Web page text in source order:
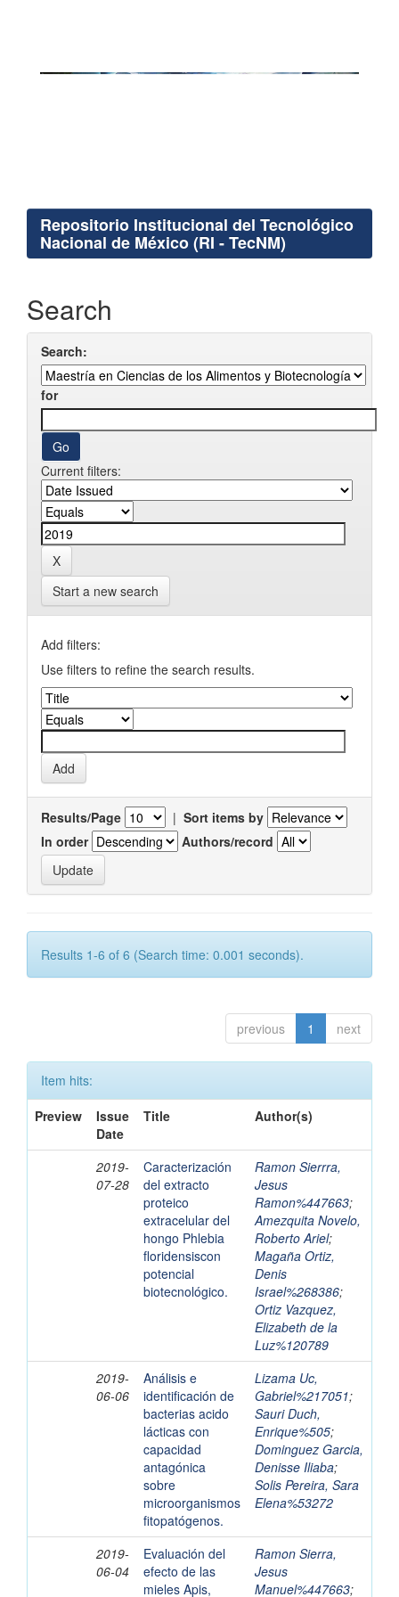
Repositorio Institucional del Tecnológico
Nacional de México (RI - TecNM)
Search
Search:
for
Current filters:
Start a new search
Add filters:
Use filters to refine the search results.
Results/Page | Sort items by
In order
Authors/record
Results 1-6 of 6 (Search time: 0.001 seconds).
previous 1 next
Item hits:
Preview
Issue
Date
Title Author(s)
2019-
07-28
Caracterización
del extracto
proteico
extracelular del
hongo Phlebia
floridensiscon
potencial
biotecnológico.
Ramon Sierrra,
Jesus
Ramon%447663;
Amezquita Novelo,
Roberto Ariel;
Magaña Ortiz,
Denis
Israel%268386;
Ortiz Vazquez,
Elizabeth de la
Luz%120789
2019-
06-06
Análisis e
identificación de
bacterias acido
lácticas con
capacidad
antagónica
sobre
microorganismos
fitopatógenos.
Lizama Uc,
Gabriel%217051;
Sauri Duch,
Enrique%505;
Dominguez Garcia,
Denisse Iliaba;
Solis Pereira, Sara
Elena%53272
2019-
06-04
Evaluación del
efecto de las
mieles Apis,
Ramon Sierra,
Jesus
Manuel%447663;